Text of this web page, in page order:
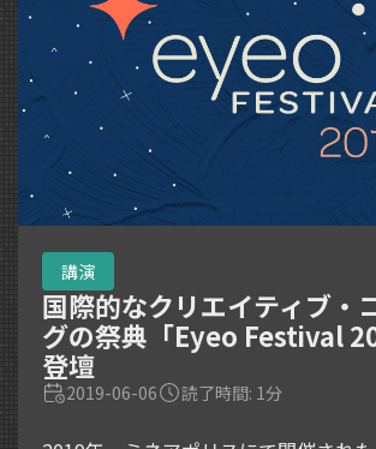
講演
国際的なクリエイティブ・
グの祭典「Eyeo Festival
登壇
2019-06-06 読了時間: 1分